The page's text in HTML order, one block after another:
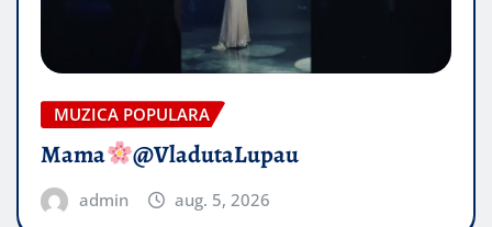
MUZICA POPULARA
Mama @VladutaLupau
admin aug. 5, 2026